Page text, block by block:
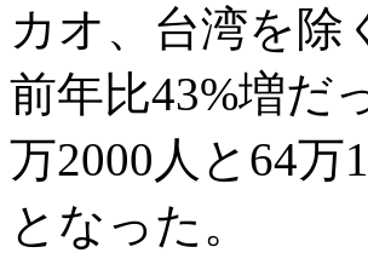
カオ、台湾を除
前年比43%増だ
万2000人と64万
となった。